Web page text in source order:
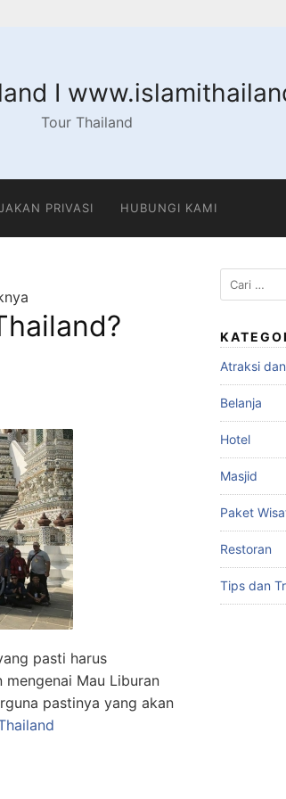
I
Tour Thailand
PRIVASI HUBUNGI KAMI
pasti harus
mengenai Mau Liburan
pastinya yang akan
Cari
untuk:
Atraksi
Belanja
Hotel
Masjid
Paket
Restoran
Tips dan